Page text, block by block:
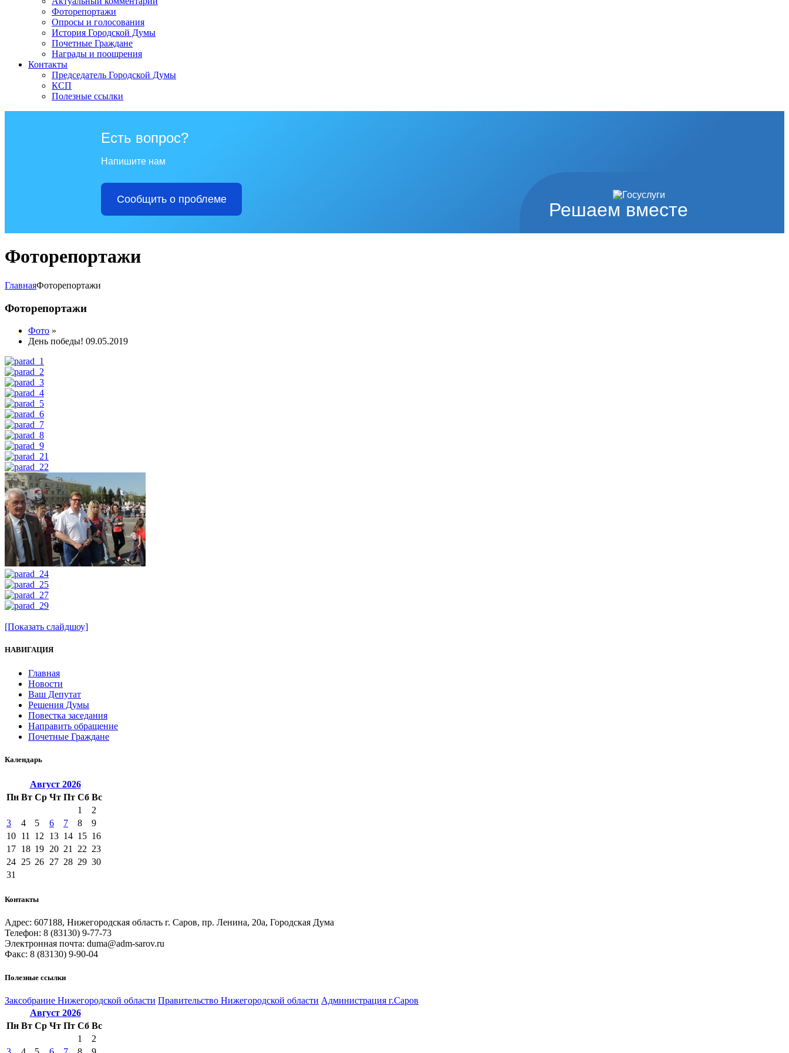
Фоторепортажи
Опросы и голосования
История Городской Думы
Почетные Граждане
Награды и поощрения
Контакты
Председатель Городской Думы
КСП
Полезные ссылки
Решаем вместе
Есть вопрос?
Напишите нам
Сообщить о проблеме
Фоторепортажи
ГлавнаяФоторепортажи
Фоторепортажи
Фото »
День победы! 09.05.2019
[Показать слайдшоу]
НАВИГАЦИЯ
Главная
Новости
Ваш Депутат
Решения Думы
Повестка заседания
Направить обращение
Почетные Граждане
Календарь
Август 2026
Пн Вт Ср Чт Пт Сб Вс
1
2
3
4 5 6 7 8
9
10 11 12 13 14 15 16
17 18 19 20 21 22 23
24 25 26 27 28 29 30
31
Контакты
Адрес: 607188, Нижегородская область г. Саров, пр. Ленина, 20а, Городская Дума
Телефон: 8 (83130) 9-77-73
Электронная почта: duma@adm-sarov.ru
Факс: 8 (83130) 9-90-04
Полезные ссылки
Закcобрание Нижегородской области Правительство Нижегородской области Администрация г.Саров
Август 2026
Пн Вт Ср Чт Пт Сб Вс
1
2